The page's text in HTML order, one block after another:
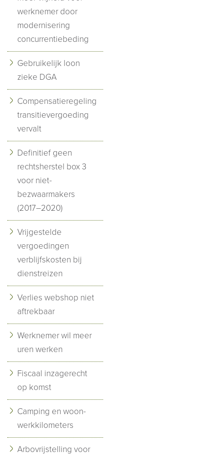
werknemer door
modernisering
concurrentiebeding
Gebruikelijk loon
zieke DGA
Compensatieregeling
transitievergoeding
vervalt
Definitief geen
rechtsherstel box 3
voor niet-
bezwaarmakers
(2017–2020)
Vrijgestelde
vergoedingen
verblijfskosten bij
dienstreizen
Verlies webshop niet
aftrekbaar
Werknemer wil meer
uren werken
Fiscaal inzagerecht
op komst
Camping en woon-
werkkilometers
Arbovrijstelling voor